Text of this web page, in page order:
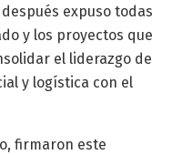
expuso todas
y los proyectos que
el liderazgo de
y logística con el
firmaron este